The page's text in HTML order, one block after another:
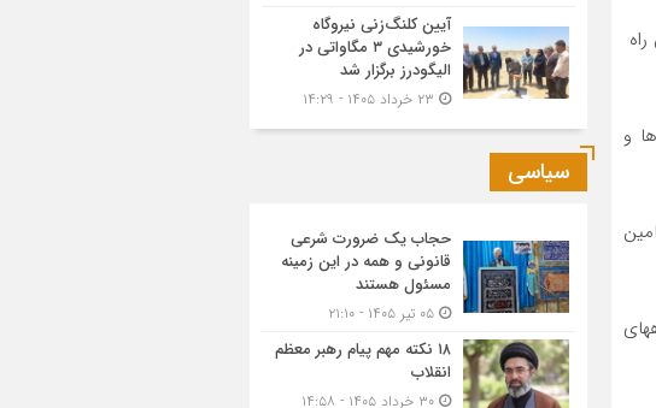
و
۱۲۰۰ کیلومتر راههای
آیین کلنگ‌زنی نیروگاه
خورشیدی ۳ مگاواتی در
الیگودرز برگزار شد
سیاسی
حجاب یک ضرورت شرعی
قانونی و همه در این زمینه
مسئول هستند
۱۸ نکته مهم پیام رهبر معظم
انقلاب